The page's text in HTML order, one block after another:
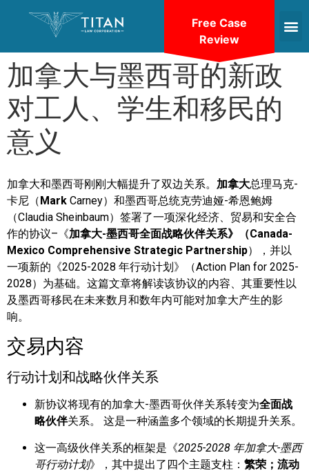
加拿大与墨西哥的新政
对工人、学生和移民的
意义
加拿大和墨西哥刚刚大幅提升了双边关系。 加拿大总理马克-
卡尼（Mark Carney）和墨西哥总统克劳迪娅-希恩鲍姆
（Claudia Sheinbaum）签署了一项深化经济、贸易和安全合
作的协议–《加拿大-墨西哥全面战略伙伴关系》（Canada-
Mexico Comprehensive Strategic Partnership），并以
一项新的《2025-2028 年行动计划》（Action Plan for 2025-
2028）为基础。这篇文章将解读该协议的内容、其重要性以
及墨西哥移民在未来数月和数年内可能对加拿大产生的影
响。
交易内容
行动计划和战略伙伴关系
新协议将现有的加拿大-墨西哥伙伴关系转变为全面战
略伙伴关系。 这是一种涵盖多个领域的长期提升关系。
这一高级伙伴关系的框架是《2025-2028 年加拿大-墨西
哥行动计划》，其中提出了四个主题支柱： 繁荣；流动
Free Case
Review